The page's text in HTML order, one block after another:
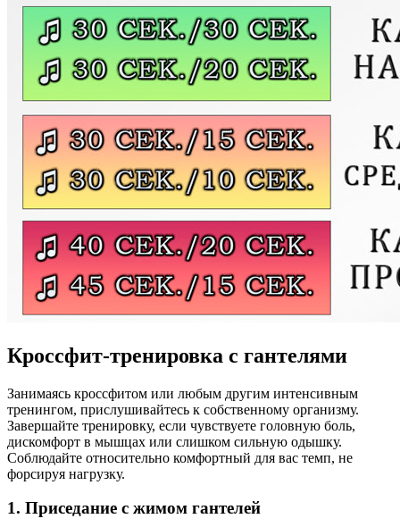
Кроссфит-тренировка с гантелями
Занимаясь кроссфитом или любым другим интенсивным
тренингом, прислушивайтесь к собственному организму.
Завершайте тренировку, если чувствуете головную боль,
дискомфорт в мышцах или слишком сильную одышку.
Соблюдайте относительно комфортный для вас темп, не
форсируя нагрузку.
1. Приседание с жимом гантелей